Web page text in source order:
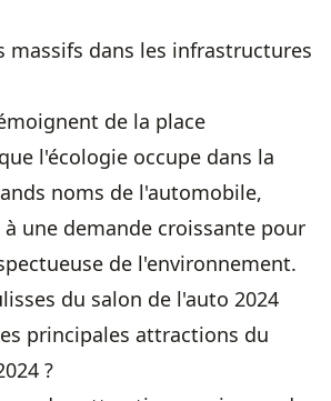
massifs dans les infrastructures
de la place
l'écologie occupe dans la
noms de l'automobile,
une demande croissante pour
de l'environnement.
du salon de l'auto 2024
principales attractions du
?